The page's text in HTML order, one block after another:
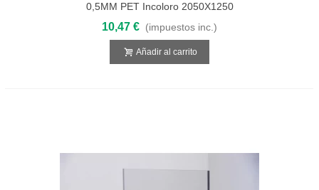
0,5MM PET Incoloro 2050X1250
10,47 € (impuestos inc.)
Añadir al carrito